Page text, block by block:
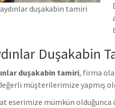
aydınlar duşakabin tamiri
Duşakabin
duşakabin tamiri, firma
müşterilerimize yapmış
eserimize mümkün